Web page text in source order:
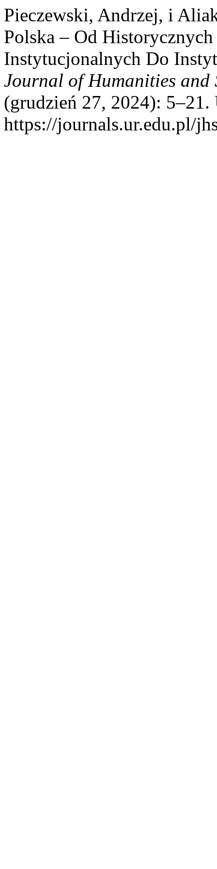
Pieczewski, Andrzej, i
Polska – Od
Instytucjonalnych Do
Journal of Humanities and
(grudzień 27, 2024):
https://journals.ur.edu.pl/